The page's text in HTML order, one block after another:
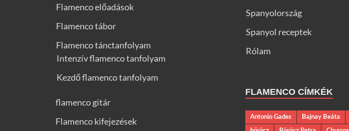
Flamenco előadások
Flamenco tábor
Flamenco tánctanfolyam
Intenzív flamenco tanfolyam
Kezdő flamenco tanfolyam
flamenco gitár
Flamenco kifejezések
Spanyolország
Spanyol receptek
Rólam
FLAMENCO CÍMKÉK
Antonio Gades Bajnay Beáta